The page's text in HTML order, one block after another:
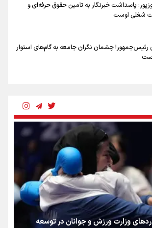
پاسداشت خبرنگار به تامین حقوق حرفه‌ای و
شغلی اوست
رئیس‌جمهور! چشمان نگران جامعه به گام‌های استوار
تدبیری برای حفظ امنیت انرژی
میراثی که جهان را شیفته کرد
بزرگ؛ روایتِ یک استخوان، یک نسل، یک توهم!
وزارت ورزش و جوانان در توسعه